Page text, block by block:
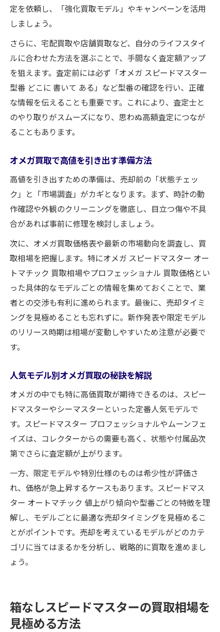
定を依頼し、「強化買取モデル」やキャンペーンを活用
しましょう。
さらに、宅配買取や店舗買取など、自分のライフスタイ
ルに合わせた方法を選ぶことで、手間なく査定額アップ
を狙えます。査定前には必ず「オメガ スピードマスター
型番 どこに 書いて ある」など型番の確認を行い、正確
な情報を伝えることも重要です。これにより、査定士と
のやり取りがスムーズになり、思わぬ高額査定につなが
ることもあります。
オメガ買取で高値を引き出す準備方法
高値を引き出すための準備は、売却前の「状態チェッ
ク」と「市場調査」がカギとなります。まず、時計の動
作確認や外観のクリーニングを徹底し、目立つ傷や不具
合があれば事前に修理を検討しましょう。
次に、オメガ買取価格表や最新の市場動向を調査し、買
取相場を把握します。特にオメガ スピードマスター オー
トマチック 買取相場やプロフェッショナル 買取価格とい
った具体的なモデルごとの情報を集めておくことで、業
者との交渉も有利に進められます。最後に、売却タイミ
ングを見極めることも忘れずに。新作発表や限定モデル
のリリース時期は相場が変動しやすいため注意が必要で
す。
人気モデル別オメガ買取の秘訣を解説
オメガの中でも特に高価買取が期待できるのは、スピー
ドマスターやシーマスターといった定番人気モデルで
す。スピードマスター プロフェッショナルやムーンフェ
イズは、コレクターからの需要も高く、状態や付属品次
第でさらに査定額が上がります。
一方、限定モデルや特別仕様のものは希少性が評価さ
れ、価格が急上昇するケースもあります。スピードマス
ター オートマチック 値上がり傾向や型番ごとの特徴を理
解し、モデルごとに最適な売却タイミングを見極めるこ
とがポイントです。売却を考えているモデルがどのカテ
ゴリに当てはまるかを分析し、戦略的に買取を進めまし
ょう。
箱なしスピードマスターの買取相場を
見極める方法